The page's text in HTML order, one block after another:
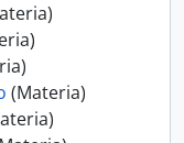
(Materia)